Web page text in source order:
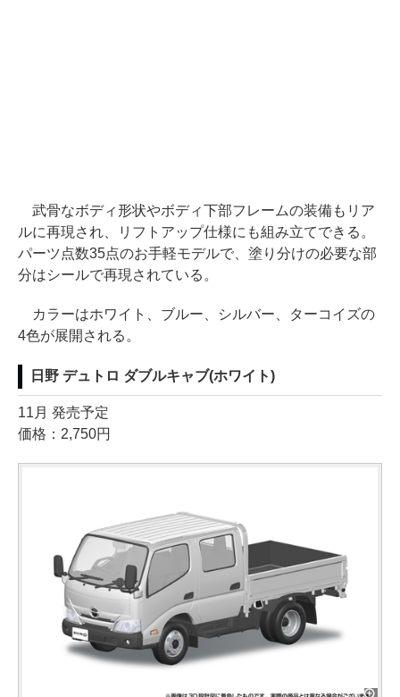
武骨なボディ形状やボディ下部フレームの装備もリア
ルに再現され、リフトアップ仕様にも組み立てできる。
パーツ点数35点のお手軽モデルで、塗り分けの必要な部
分はシールで再現されている。
カラーはホワイト、ブルー、シルバー、ターコイズの
4色が展開される。
日野 デュトロ ダブルキャブ(ホワイト)
11月 発売予定
価格：2,750円